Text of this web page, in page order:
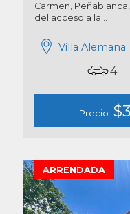
Carmen,
del acceso a la...
Villa Alemana
4
Precio:
ARRENDADA